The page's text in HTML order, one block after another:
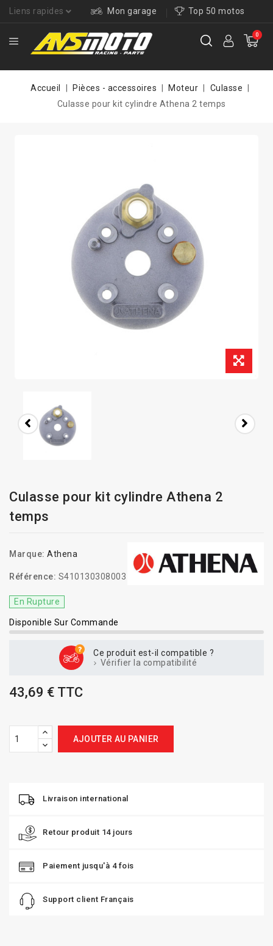
Liens rapides Mon garage Top 50 motos
0
Accueil Pièces - accessoires Moteur
Culasse
Culasse pour kit cylindre Athena 2 temps
Culasse pour kit cylindre Athena 2
temps
Marque: Athena
Référence: S410130308003
En Rupture
Disponible Sur Commande
Ce produit est-il compatible ?
Vérifier la compatibilité
43,69 € TTC
AJOUTER AU PANIER
Livraison international
Retour produit 14 jours
Paiement jusqu'à 4 fois
Support client Français